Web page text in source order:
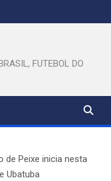
FUTEBOL DO
de Peixe inicia nesta
Ubatuba